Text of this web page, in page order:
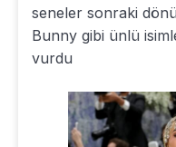
seneler sonraki
Bunny gibi ünlü
vurdu